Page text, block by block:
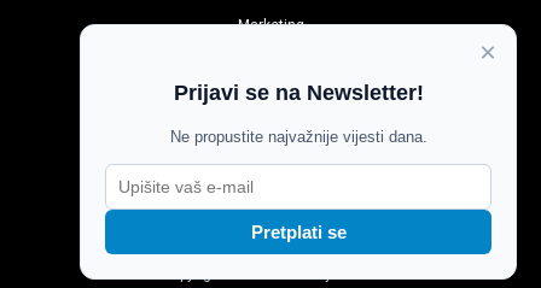
Marketing
Impressum
Pravila komentiranja
Agroglas
×
Prijavi se na Newsletter!
Ne propustite najvažnije vijesti dana.
Pretplati se